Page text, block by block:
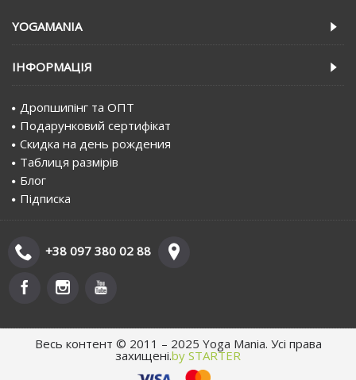
YOGAMANIA
IНФОРМАЦIЯ
Дропшипінг та ОПТ
Подарунковий сертифiкат
Скидка на день рождения
Таблиця размірів
Блог
Пiдписка
+38 097 380 02 88
Весь контент © 2011 – 2025 Yoga Mania. Усі права
захищені.by STARTER